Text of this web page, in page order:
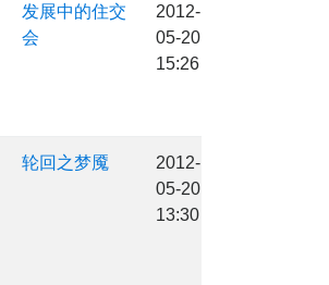
发展中的住交
会
2012-
05-20
15:26
轮回之梦魇
2012-
05-20
13:30